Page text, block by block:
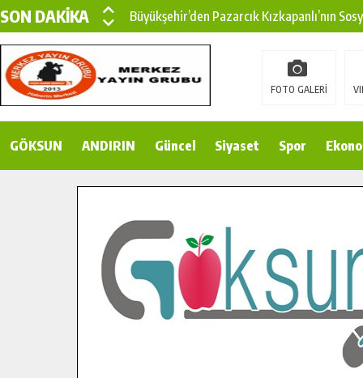
SON DAKİKA
Büyükşehir’den Pazarcık Kızkapanlı’nın
Büyükşehir’den Pazarcık Kırsalına Modern
Çin’den KSÜ’ye Uluslararası Başarı:
Gençler Pusula Maraş Kampında Yeni
İlçe Jandarma Komutanı Karakaya’dan
Bertiz’in Yeni Köprüsünde Sona Doğru.
FOTO GALERİ
GÖKSUN ANDIRIN Güncel Siyaset Spor